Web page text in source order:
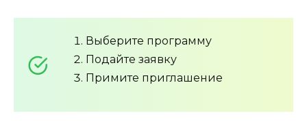
Выберите программу
Подайте заявку
Примите приглашение